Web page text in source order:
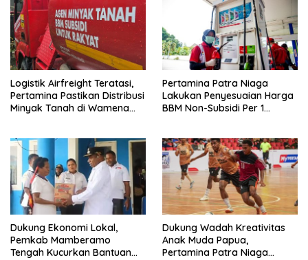
Logistik Airfreight Teratasi,
Pertamina Pastikan Distribusi
Minyak Tanah di Wamena
Pertamina Patra Niaga
Lakukan Penyesuaian Harga
BBM Non-Subsidi Per 1
Dukung Ekonomi Lokal,
Pemkab Mamberamo
Tengah Kucurkan Bantuan
Dukung Wadah Kreativitas
Anak Muda Papua,
Pertamina Patra Niaga